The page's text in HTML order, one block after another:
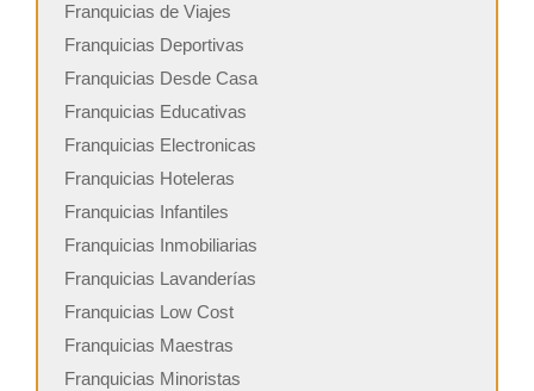
Franquicias de Viajes
Franquicias Deportivas
Franquicias Desde Casa
Franquicias Educativas
Franquicias Electronicas
Franquicias Hoteleras
Franquicias Infantiles
Franquicias Inmobiliarias
Franquicias Lavanderías
Franquicias Low Cost
Franquicias Maestras
Franquicias Minoristas